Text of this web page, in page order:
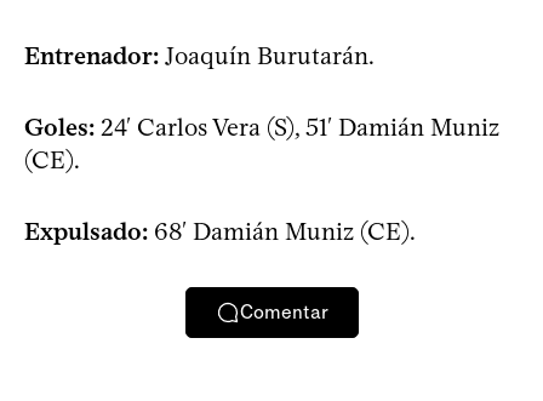
Entrenador: Joaquín Burutarán.
Goles: 24′ Carlos Vera (S), 51′ Damián Muniz
(CE).
Expulsado: 68′ Damián Muniz (CE).
Comentar